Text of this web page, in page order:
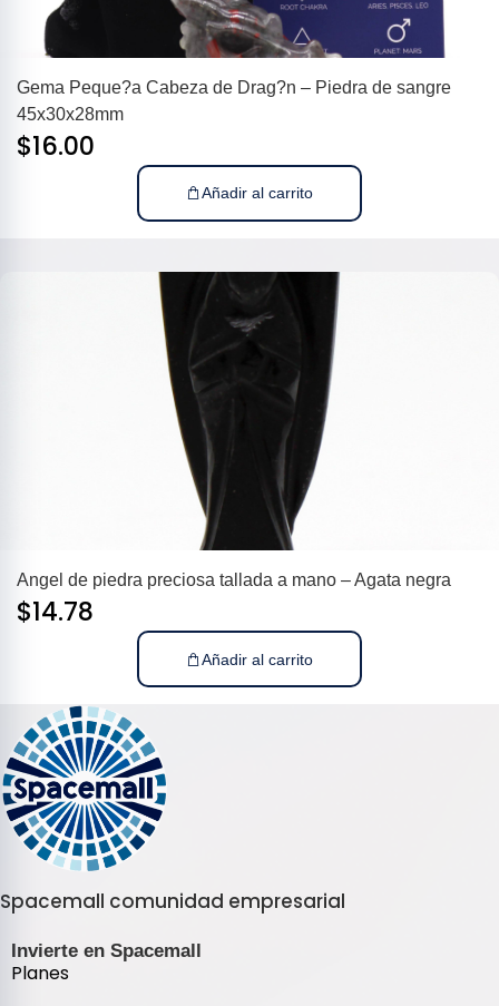
Gema Peque?a Cabeza de Drag?n – Piedra de sangre
45x30x28mm
$16.00
Añadir al carrito
Angel de piedra preciosa tallada a mano – Agata negra
$14.78
Añadir al carrito
Spacemall comunidad empresarial
Invierte en Spacemall
Planes